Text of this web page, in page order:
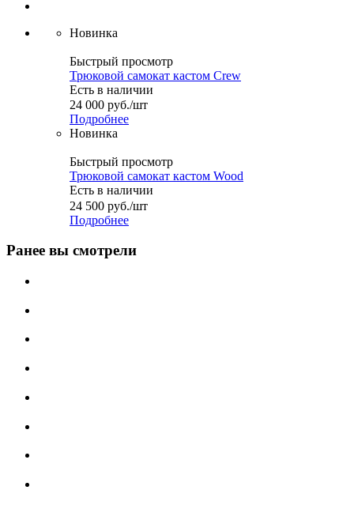
Новинка
Быстрый просмотр
Трюковой самокат кастом Crew
Есть в наличии
24 000 руб./шт
Подробнее
Новинка
Быстрый просмотр
Трюковой самокат кастом Wood
Есть в наличии
24 500 руб./шт
Подробнее
Ранее вы смотрели